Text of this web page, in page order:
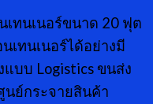
ทนเนอร์ขนาด 20 ฟุต
ทนเนอร์ได้อย่างมี
บบ Logistics ขนส่ง
นย์กระจายสินค้า